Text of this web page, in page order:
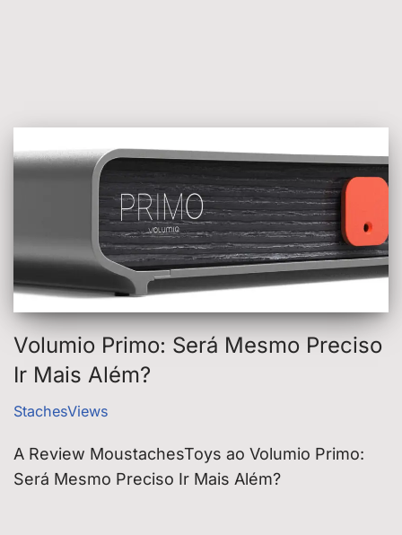
Volumio Primo: Será Mesmo Preciso
Ir Mais Além?
StachesViews
A Review MoustachesToys ao Volumio Primo:
Será Mesmo Preciso Ir Mais Além?